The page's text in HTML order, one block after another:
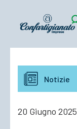
Notizie e Documenti
Confartigianato
Notizie
20 Giugno 2025